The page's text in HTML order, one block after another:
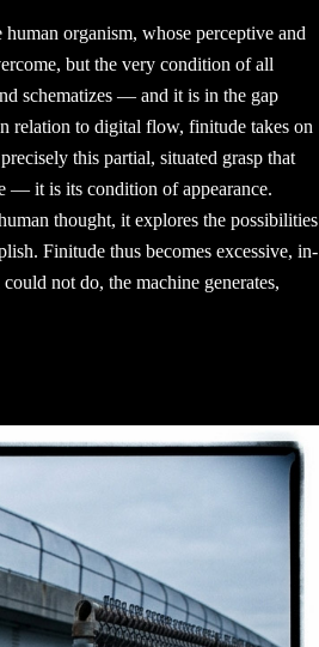
organism, whose perceptive and
but the very condition of all
schematizes — and it is in the gap
relation to digital flow, finitude takes on
this partial, situated grasp that
— it is its condition of appearance.
thought, it explores the possibilities
Finitude thus becomes excessive, in-
not do, the machine generates,